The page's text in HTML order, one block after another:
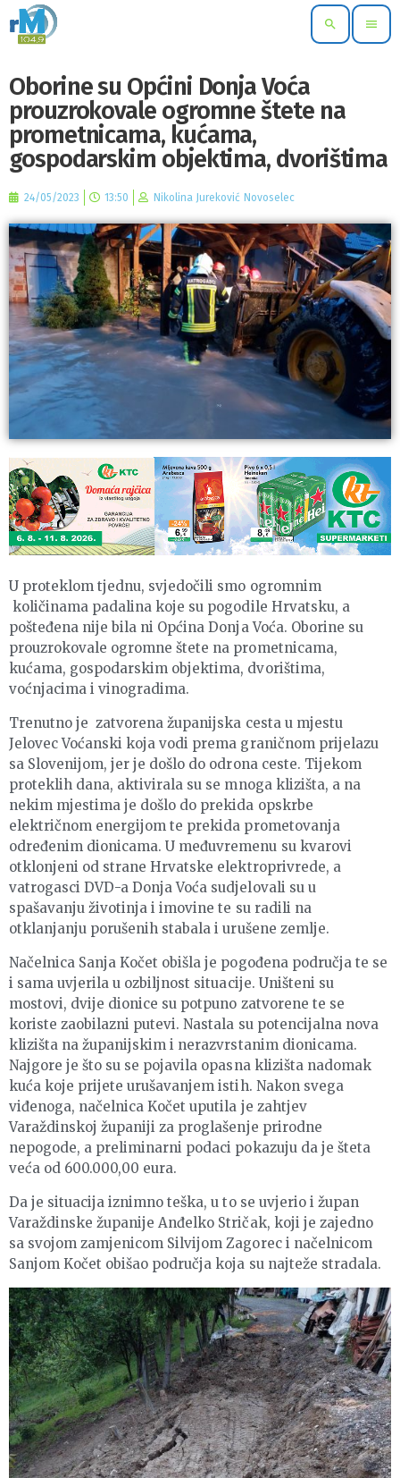
search menu
Oborine su Općini Donja Voća
prouzrokovale ogromne štete na
prometnicama, kućama,
gospodarskim objektima, dvorištima
24/05/2023 13:50 Nikolina Jureković Novoselec
U proteklom tjednu, svjedočili smo ogromnim
količinama padalina koje su pogodile Hrvatsku, a
pošteđena nije bila ni Općina Donja Voća. Oborine su
prouzrokovale ogromne štete na prometnicama,
kućama, gospodarskim objektima, dvorištima,
voćnjacima i vinogradima.
Trenutno je zatvorena županijska cesta u mjestu
Jelovec Voćanski koja vodi prema graničnom prijelazu
sa Slovenijom, jer je došlo do odrona ceste. Tijekom
proteklih dana, aktivirala su se mnoga klizišta, a na
nekim mjestima je došlo do prekida opskrbe
električnom energijom te prekida prometovanja
određenim dionicama. U međuvremenu su kvarovi
otklonjeni od strane Hrvatske elektroprivrede, a
vatrogasci DVD-a Donja Voća sudjelovali su u
spašavanju životinja i imovine te su radili na
otklanjanju porušenih stabala i urušene zemlje.
Načelnica Sanja Kočet obišla je pogođena područja te se
i sama uvjerila u ozbiljnost situacije. Uništeni su
mostovi, dvije dionice su potpuno zatvorene te se
koriste zaobilazni putevi. Nastala su potencijalna nova
klizišta na županijskim i nerazvrstanim dionicama.
Najgore je što su se pojavila opasna klizišta nadomak
kuća koje prijete urušavanjem istih. Nakon svega
viđenoga, načelnica Kočet uputila je zahtjev
Varaždinskoj županiji za proglašenje prirodne
nepogode, a preliminarni podaci pokazuju da je šteta
veća od 600.000,00 eura.
Da je situacija iznimno teška, u to se uvjerio i župan
Varaždinske županije Anđelko Stričak, koji je zajedno
sa svojom zamjenicom Silvijom Zagorec i načelnicom
Sanjom Kočet obišao područja koja su najteže stradala.